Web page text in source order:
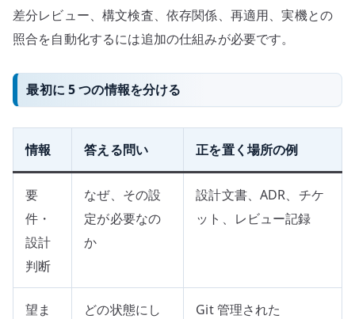
差分レビュー、構文検査、依存関係、再適用、実機との
照合を自動化するには追加の仕組みが必要です。
最初に 5 つの情報を分ける
情報 答える問い 正を置く場所の例
要
件・
設計
判断
なぜ、その設
定が必要なの
か
設計文書、ADR、チケ
ット、レビュー記録
望ま
どの状態にし
Git 管理された